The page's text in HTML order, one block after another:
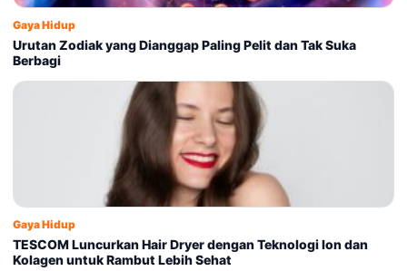
Gaya Hidup
Urutan Zodiak yang Dianggap Paling Pelit dan Tak Suka
Berbagi
Gaya Hidup
TESCOM Luncurkan Hair Dryer dengan Teknologi Ion dan
Kolagen untuk Rambut Lebih Sehat